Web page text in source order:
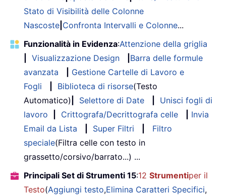
Stato di Visibilità delle Colonne
Nascoste Confronta Intervalli e Colonne...
Funzionalità in Evidenza:Attenzione della griglia
Visualizzazione Design
Barra delle formule
avanzata
Gestione Cartelle di Lavoro e
Fogli
Biblioteca di risorse(Testo
Automatico)
Selettore di Date
Unisci fogli di
lavoro
Crittografa/Decrittografa celle
Invia
Email da Lista
Super Filtri
Filtro
speciale(Filtra celle con testo in
grassetto/corsivo/barrato...) ...
Principali Set di Strumenti 15:12 Strumentiper il
Testo(Aggiungi testo,Elimina Caratteri Specifici,